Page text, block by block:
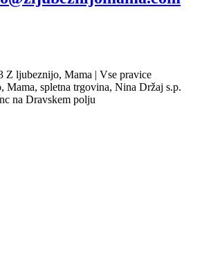
ljubeznijo, Mama | Vse pravice
Mama, spletna trgovina, Nina Držaj s.p.
na Dravskem polju